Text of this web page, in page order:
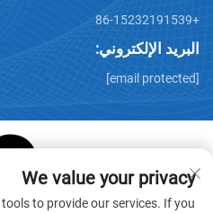
+86-15232191539
البريد الإلكتروني:
[email protected]
حقوق الطبع والنشر © شركة
We value your privacy
to provide our services. If you